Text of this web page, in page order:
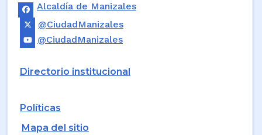
Alcaldía de Manizales
@CiudadManizales
@CiudadManizales
Directorio institucional
Políticas
Mapa del sitio